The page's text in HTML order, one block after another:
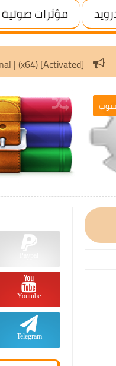
مؤثرات صوتية
7.20 Final | (x64)
Youtube
Telegram